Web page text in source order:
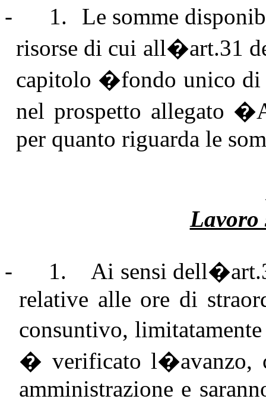
- 1.
Le somme
risorse di cui all�art.31
capitolo �fondo unico di
nel prospetto allegato
per quanto riguarda le
Lavoro
- 1.
Ai sensi
relative alle ore di
consuntivo,
� verificato l�avanzo,
amministrazione e